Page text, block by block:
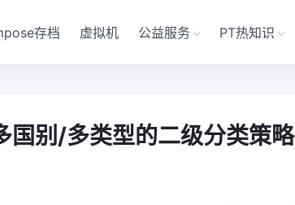
存档 虚拟机 公益服务 PT热知识
国别/多类型的二级分类策略